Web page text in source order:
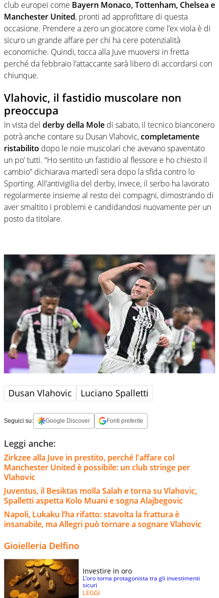
club europei come Bayern Monaco, Tottenham, Chelsea e
Manchester United, pronti ad approfittare di questa
occasione. Prendere a zero un giocatore come l’ex viola è di
sicuro un grande affare per chi ha cere potenzialità
economiche. Quindi, tocca alla Juve muoversi in fretta
perché da febbraio l’attaccante sarà libero di accordarsi con
chiunque.
Vlahovic, il fastidio muscolare non
preoccupa
In vista del derby della Mole di sabato, il tecnico bianconero
potrà anche contare su Dusan Vlahovic,completamente
ristabilito dopo le noie muscolari che avevano spaventato
un po’ tutti. “Ho sentito un fastidio al flessore e ho chiesto il
cambio” dichiarava martedì sera dopo la sfida contro lo
Sporting. All’antivigilia del derby, invece, il serbo ha lavorato
regolarmente insieme al resto dei compagni, dimostrando di
aver smaltito i problemi e candidandosi nuovamente per un
posto da titolare.
Dusan Vlahovic Luciano Spalletti
Seguici su: Google Discover Fonti preferite
Leggi anche:
Zirkzee alla Juve in prestito, perché l'affare col
Manchester United è possibile: un club stringe per
Vlahovic
Juventus, il Besiktas molla Salah e torna su Vlahovic,
Spalletti aspetta Kolo Muani e sogna Alajbegovic
Napoli, Lukaku l’ha rifatto: stavolta la frattura è
insanabile, ma Allegri può tornare a sognare Vlahovic
Gioielleria Delfino
Investire in oro
L’oro torna protagonista tra gli investimenti
sicuri
LEGGI